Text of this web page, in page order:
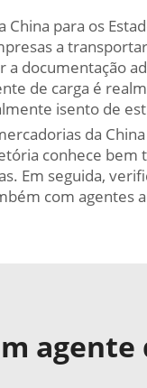
para os
a
documentação
de carga é
isento de
da
conhece
Em seguida,
com
agente